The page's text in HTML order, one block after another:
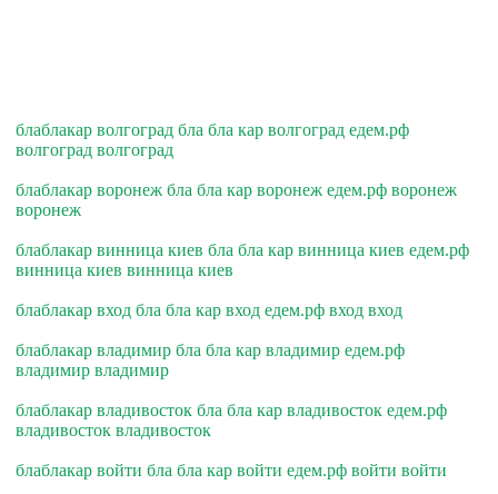
блаблакар волгоград бла бла кар волгоград едем.рф
волгоград волгоград
блаблакар воронеж бла бла кар воронеж едем.рф воронеж
воронеж
блаблакар винница киев бла бла кар винница киев едем.рф
винница киев винница киев
блаблакар вход бла бла кар вход едем.рф вход вход
блаблакар владимир бла бла кар владимир едем.рф
владимир владимир
блаблакар владивосток бла бла кар владивосток едем.рф
владивосток владивосток
блаблакар войти бла бла кар войти едем.рф войти войти